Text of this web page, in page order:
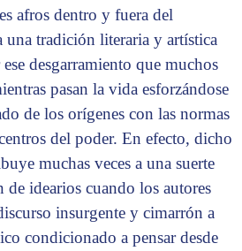
afros dentro y fuera del
tradición literaria y artística
desgarramiento que muchos
pasan la vida esforzándose
de los orígenes con las normas
del poder. En efecto, dicho
muchas veces a una suerte
idearios cuando los autores
insurgente y cimarrón a
condicionado a pensar desde